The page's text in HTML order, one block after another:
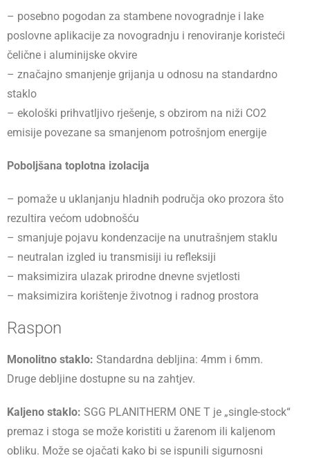
– posebno pogodan za stambene novogradnje i lake
poslovne aplikacije za novogradnju i renoviranje koristeći
čelične i aluminijske okvire
– značajno smanjenje grijanja u odnosu na standardno
staklo
– ekološki prihvatljivo rješenje, s obzirom na niži CO2
emisije povezane sa smanjenom potrošnjom energije
Poboljšana toplotna izolacija
– pomaže u uklanjanju hladnih područja oko prozora što
rezultira većom udobnošću
– smanjuje pojavu kondenzacije na unutrašnjem staklu
– neutralan izgled iu transmisiji iu refleksiji
– maksimizira ulazak prirodne dnevne svjetlosti
– maksimizira korištenje životnog i radnog prostora
Raspon
Monolitno staklo: Standardna debljina: 4mm i 6mm.
Druge debljine dostupne su na zahtjev.
Kaljeno staklo: SGG PLANITHERM ONE T je „single-stock“
premaz i stoga se može koristiti u žarenom ili kaljenom
obliku. Može se ojačati kako bi se ispunili sigurnosni